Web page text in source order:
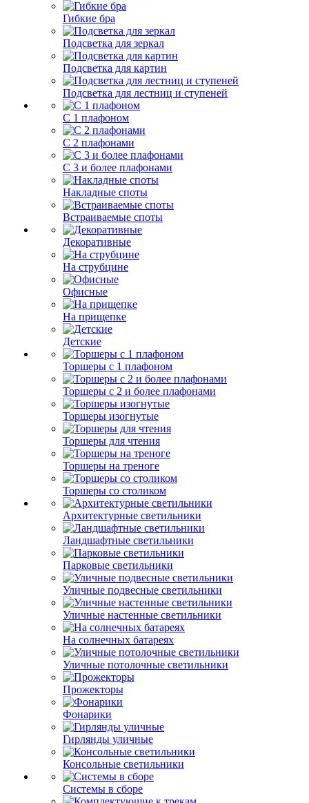
Гибкие бра
Подсветка для зеркал
Подсветка для картин
Подсветка для лестниц и ступеней
С 1 плафоном
С 2 плафонами
С 3 и более плафонами
Накладные споты
Встраиваемые споты
Декоративные
На струбцине
Офисные
На прищепке
Детские
Торшеры с 1 плафоном
Торшеры с 2 и более плафонами
Торшеры изогнутые
Торшеры для чтения
Торшеры на треноге
Торшеры со столиком
Архитектурные светильники
Ландшафтные светильники
Парковые светильники
Уличные подвесные светильники
Уличные настенные светильники
На солнечных батареях
Уличные потолочные светильники
Прожекторы
Фонарики
Гирлянды уличные
Консольные светильники
Системы в сборе